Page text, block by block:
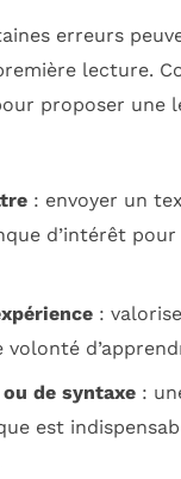
erreurs
lecture.
proposer une
: envoyer un
d’intérêt pour
:
de syntaxe:
est